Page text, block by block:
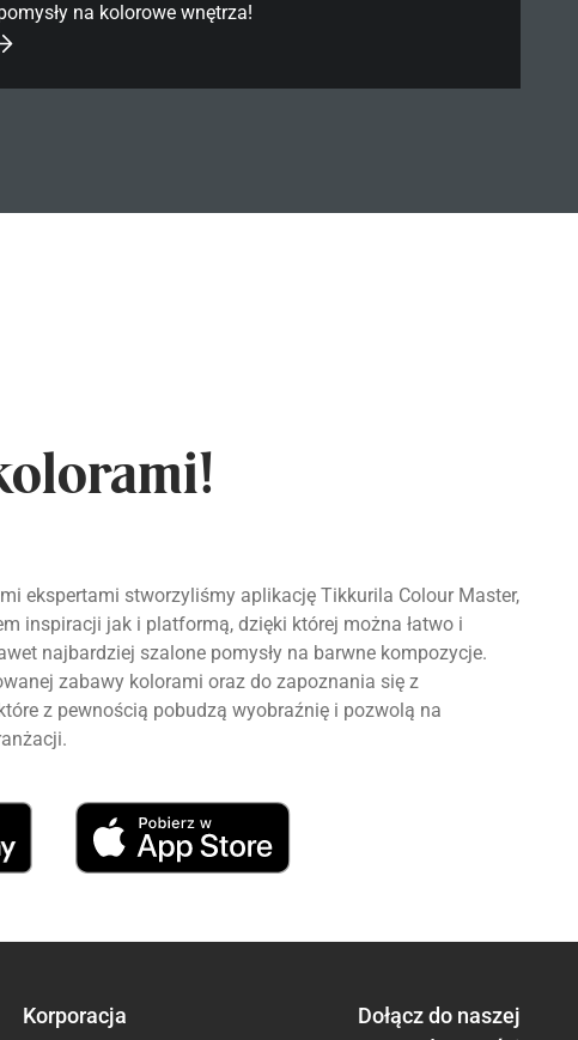
na kolorowe wnętrza!
ekspertami stworzyliśmy aplikację Tikkurila Colour Master,
inspiracji jak i platformą, dzięki której można łatwo i
najbardziej szalone pomysły na barwne kompozycje.
zabawy kolorami oraz do zapoznania się z
z pewnością pobudzą wyobraźnię i pozwolą na
Korporacja
Dołącz do naszej